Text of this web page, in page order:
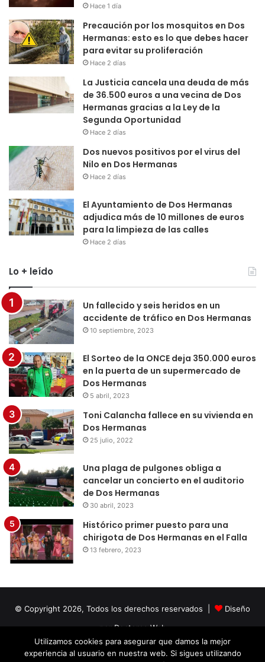
Hace 1 día
Precaución por los mosquitos en Dos
Hermanas: esto es lo que debes hacer
para evitar su proliferación
Hace 2 días
La Justicia cancela una deuda de más
de 36.500 euros a una vecina de Dos
Hermanas gracias a la Ley de la
Segunda Oportunidad
Hace 2 días
Dos nuevos positivos por el virus del
Nilo en Dos Hermanas
Hace 2 días
El Ayuntamiento de Dos Hermanas
adjudica más de 10 millones de euros
para la limpieza de las calles
Hace 2 días
Lo + leído
Un fallecido y seis heridos en un
accidente de tráfico en Dos Hermanas
10 septiembre, 2023
El Sorteo de la ONCE deja 350.000 euros
en la puerta de un supermercado de
Dos Hermanas
5 abril, 2023
Toni Calancha fallece en su vivienda en
Dos Hermanas
25 julio, 2022
Una plaga de pulgones obliga a
cancelar un concierto en el auditorio
de Dos Hermanas
30 abril, 2023
Histórico primer puesto para una
chirigota de Dos Hermanas en el Falla
13 febrero, 2023
© Copyright 2026, Todos los derechos reservados |
Diseño
por Doctores Web
Facebook
TwitterLinkedInYouTubeInstagram
Utilizamos cookies para asegurar que damos la mejor
experiencia al usuario en nuestra web. Si sigues utilizando